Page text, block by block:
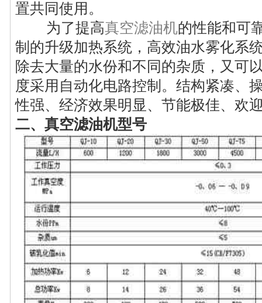
置共同使用。
为了提高真空滤油机的性能和可
制的升级加热系统，高效油水雾化系
除去大量的水份和不同的杂质，又可
度采用自动化电路控制。结构紧凑、
性强、经济效果明显、节能极佳、欢
二、真空滤油机型号